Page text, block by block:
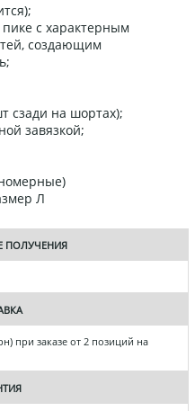
с характерным
создающим
сзади на шортах);
завязкой;
Л
ПОЛУЧЕНИЯ
при заказе от 2 позиций на